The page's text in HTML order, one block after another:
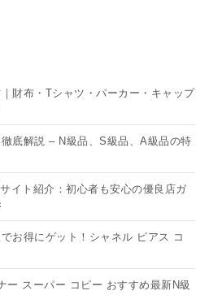
財布・Tシャツ・パーカー・キャップ
底解説 – N級品、S級品、A級品の特
イト紹介：初心者も安心の優良店ガ
お得にゲット！シャネル ピアス コ
ー スーパー コピー おすすめ最新N級